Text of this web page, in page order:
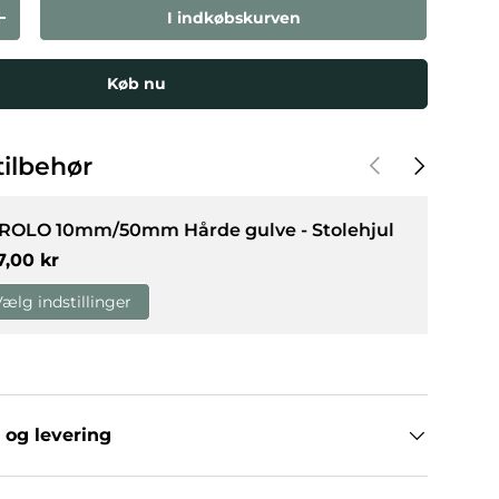
mængden I indkøbskurven
Køb nu
ForrigeNæste
10mm/50mm Hårde gulve - Stolehjul
kr
indstillinger
og levering